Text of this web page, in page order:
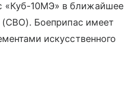
«Куб-10МЭ» в ближайшее
(СВО). Боеприпас имеет
искусственного